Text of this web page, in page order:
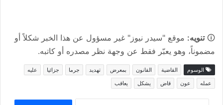
🛈تنويه: موقع "سيدر نيوز" غير مسؤول عن هذا الخبر شكلاً أو
مضموناً، وهو يعبّر فقط عن وجهة نظر مصدره أو كاتبه.
الوسوم القاضية القانون بمعرض تهديد جرما جزائيا
عليه
عمله
عون قاض يشكل يعاقب